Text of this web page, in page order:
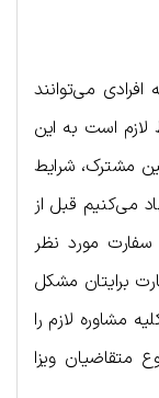
می‌توانند
لازم است به این
مشترک، شرایط
می‌کنیم قبل از
سفارت مورد نظر
برایتان مشکل
مشاوره لازم را
متقاضیان ویزا